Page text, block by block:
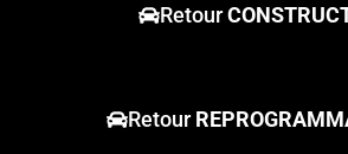
Retour
Retour